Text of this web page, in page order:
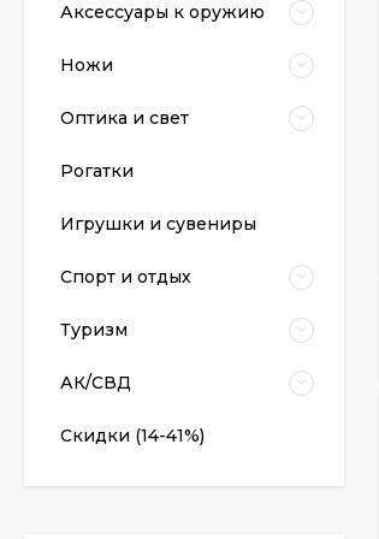
Аксессуары к оружию
Ножи
Оптика и свет
Рогатки
Игрушки и сувениры
Спорт и отдых
Туризм
АК/СВД
Скидки (14-41%)
пистолет Colt Special